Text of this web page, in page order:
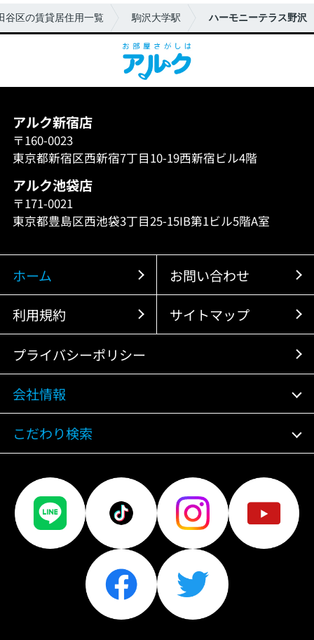
谷区の賃貸居住用一覧 駒沢大学駅 ハーモニーテラス野沢
アルク新宿店
〒160-0023
東京都新宿区西新宿7丁目10-19西新宿ビル4階
アルク池袋店
〒171-0021
東京都豊島区西池袋3丁目25-15IB第1ビル5階A室
ホーム お問い合わせ
利用規約 サイトマップ
プライバシーポリシー
会社情報
こだわり検索